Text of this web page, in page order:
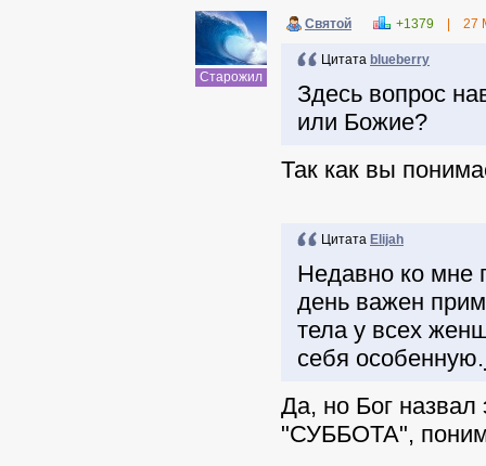
Старожил
Святой +1379 27
Цитата blueberry
Здесь вопрос
или Божие?
Так как вы
Цитата Elijah
Недавно ко мне
день важен
тела у всех
себя особенную.
Да, но Бог
"СУББОТА",